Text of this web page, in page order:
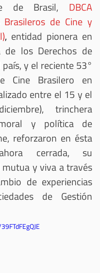
de Brasil, DBCA
Brasileros de Cine y
, entidad pionera en
de los Derechos de
y el reciente 53°
Cine Brasilero en
entre el 15 y el
trinchera
y política de
reforzaron en ésta
cerrada, su
y viva a través
de experiencias
de Gestión